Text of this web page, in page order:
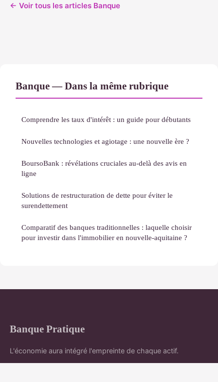
← Voir tous les articles Banque
Banque — Dans la même rubrique
Comprendre les taux d'intérêt : un guide pour débutants
Nouvelles technologies et agiotage : une nouvelle ère ?
BoursoBank : révélations cruciales au-delà des avis en
ligne
Solutions de restructuration de dette pour éviter le
surendettement
Comparatif des banques traditionnelles : laquelle choisir
pour investir dans l'immobilier en nouvelle-aquitaine ?
Banque Pratique
L'économie aura intégré l'empreinte de chaque actif.